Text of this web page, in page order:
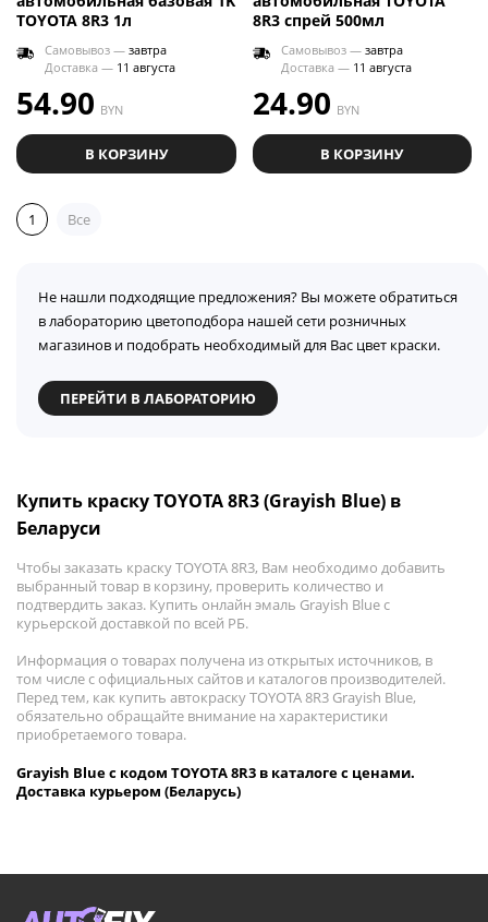
TOYOTA 8R3 1л
Самовывоз — завтра
Доставка — 11 августа
54.90 BYN
В КОРЗИНУ
8R3 спрей 500мл
Самовывоз — завтра
Доставка — 11 августа
24.90 BYN
В КОРЗИНУ
1 Все
Не нашли подходящие предложения? Вы можете обратиться
в лабораторию цветоподбора нашей сети розничных
магазинов и подобрать необходимый для Вас цвет краски.
ПЕРЕЙТИ В ЛАБОРАТОРИЮ
Купить краску TOYOTA 8R3 (Grayish Blue) в
Беларуси
Чтобы заказать краску TOYOTA 8R3, Вам необходимо добавить
выбранный товар в корзину, проверить количество и
подтвердить заказ. Купить онлайн эмаль Grayish Blue с
курьерской доставкой по всей РБ.
Информация о товарах получена из открытых источников, в
том числе с официальных сайтов и каталогов производителей.
Перед тем, как купить автокраску TOYOTA 8R3 Grayish Blue,
обязательно обращайте внимание на характеристики
приобретаемого товара.
Grayish Blue с кодом TOYOTA 8R3 в каталоге с ценами.
Доставка курьером (Беларусь)